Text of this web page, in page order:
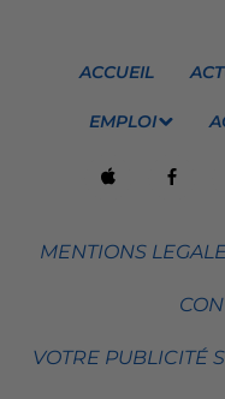
ACCUEIL
EMPLOI
MENTIONS
VOTRE PUBLICITÉ